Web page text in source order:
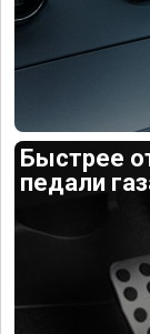
Быстрее
педали